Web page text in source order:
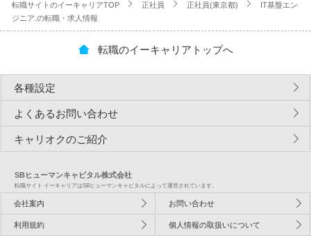
転職サイトのイーキャリアTOP
正社員 正社員(東京都)
IT基盤エン
ジニア.の転職・求人情報
転職のイーキャリアトップへ
各種設定
よくあるお問い合わせ
キャリオクのご紹介
SBヒューマンキャピタル株式会社
転職サイト イーキャリアはSBヒューマンキャピタルによって運営されています。
会社案内 お問い合わせ
利用規約 個人情報の取扱いについて